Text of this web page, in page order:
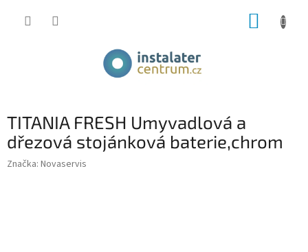
TITANIA FRESH Umyvadlová a
dřezová stojánková baterie,chrom
Značka: Novaservis